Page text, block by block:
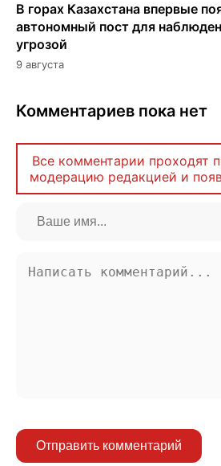
В горах Казахстана впервые
автономный пост для
угрозой
9 августа
Комментариев пока нет
Все комментарии проходят
модерацию редакцией и
Отправить комментарий